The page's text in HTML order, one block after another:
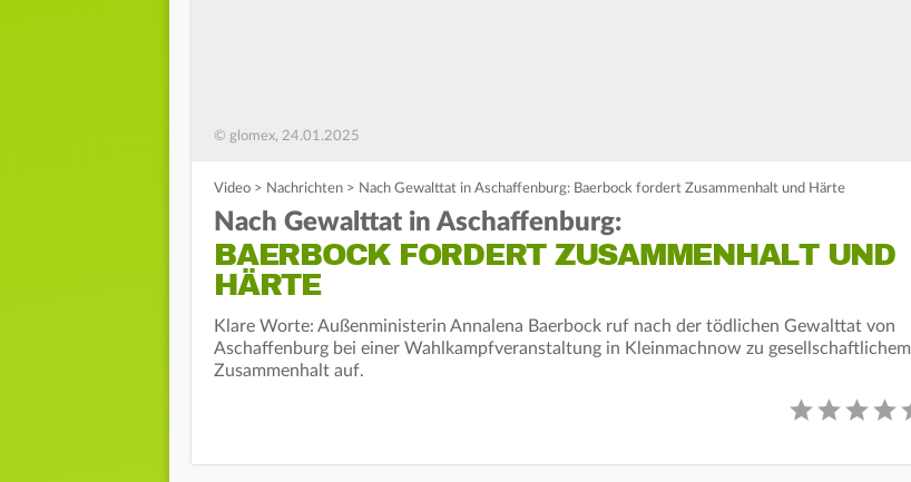
© glomex, 24.01.2025
Video > Nachrichten > Nach Gewalttat in Aschaffenburg: Baerbock fordert Zusammenhalt und Härte
Nach Gewalttat in Aschaffenburg:
BAERBOCK FORDERT ZUSAMMENHALT UND
HÄRTE
Klare Worte: Außenministerin Annalena Baerbock ruf nach der tödlichen Gewalttat von
Aschaffenburg bei einer Wahlkampfveranstaltung in Kleinmachnow zu gesellschaftlichem
Zusammenhalt auf.